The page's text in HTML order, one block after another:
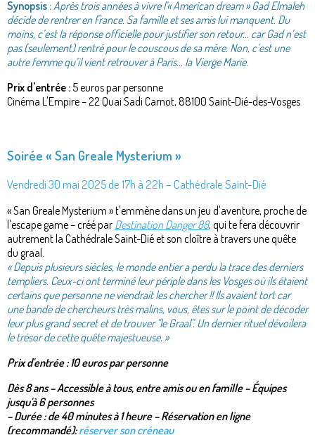
Synopsis :Après trois années à vivre l’« American dream » Gad Elmaleh
décide de rentrer en France. Sa famille et ses amis lui manquent. Du
moins, c’est la réponse officielle pour justifier son retour… car Gad n’est
pas (seulement) rentré pour le couscous de sa mère. Non, c’est une
autre femme qu’il vient retrouver à Paris… la Vierge Marie.
Prix d'entrée : 5 euros par personne
Cinéma L'Empire – 22 Quai Sadi Carnot, 88100 Saint-Dié-des-Vosges
Soirée « San Greale Mysterium »
Vendredi 30 mai 2025 de 17h à 22h – Cathédrale Saint-Dié
« San Greale Mysterium » t'emmène dans un jeu d'aventure, proche de
l'escape game – créé par Destination Danger 88, qui te fera découvrir
autrement la Cathédrale Saint-Dié et son cloître à travers une quête
du graal.
« Depuis plusieurs siècles, le monde entier a perdu la trace des derniers
templiers. Ceux-ci ont terminé leur périple dans les Vosges où ils étaient
certains que personne ne viendrait les chercher !! Ils avaient tort car
une bande de chercheurs très malins, vous, êtes sur le point de décoder
leur plus grand secret et de trouver "le Graal". Un dernier rituel dévoilera
le trésor de cette quête majestueuse. »
Prix d'entrée : 10 euros par personne
Dès 8 ans – Accessible à tous, entre amis ou en famille – Équipes
jusqu'à 6 personnes
– Durée : de 40 minutes à 1 heure–Réservation en ligne
(recommandé):réserver son créneau